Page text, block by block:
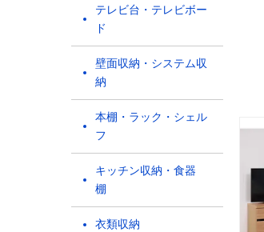
テレビ台・テレビボー
ド
壁面収納・システム収
納
本棚・ラック・シェル
フ
キッチン収納・食器
棚
衣類収納